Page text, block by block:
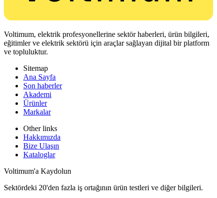
Voltimum, elektrik profesyonellerine sektör haberleri, ürün bilgileri,
eğitimler ve elektrik sektörü için araçlar sağlayan dijital bir platform
ve topluluktur.
Sitemap
Ana Sayfa
Son haberler
Akademi
Ürünler
Markalar
Other links
Hakkımızda
Bize Ulaşın
Kataloglar
Voltimum'a Kaydolun
Sektördeki 20'den fazla iş ortağının ürün testleri ve diğer bilgileri.